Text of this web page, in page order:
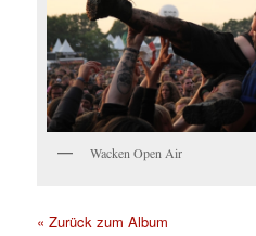
Wacken Open Air
« Zurück zum Album